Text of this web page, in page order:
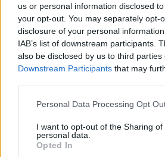
us or personal information disclosed
your opt-out. You may separately opt-
disclosure of your personal
IAB’s list of downstream participants.
also be disclosed by us to third parties
Downstream Participants that may
Personal Data Processing Opt
I want to opt-out of the Sharing of
personal data.
Opted In
a másként gondolkodókat. A
egyre több ország ítéli el,
minden tisztességes eljárást -
demonstrációk lassulásával -
való részvételért vagy azok
szentesített gyilkosságnak minősül -
az ENSZ emberi jogi főbiztosa,
kivégzések sértik a nemzetközi